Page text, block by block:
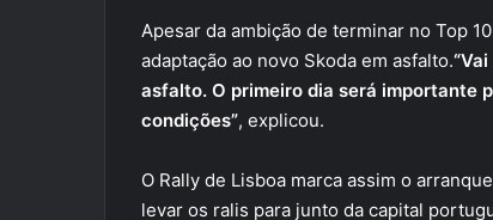
Apesar da ambição de terminar no Top
adaptação ao novo Skoda em asfalto.
asfalto. O primeiro dia será importante
condições”, explicou.
O Rally de Lisboa marca assim o
levar os ralis para junto da capital